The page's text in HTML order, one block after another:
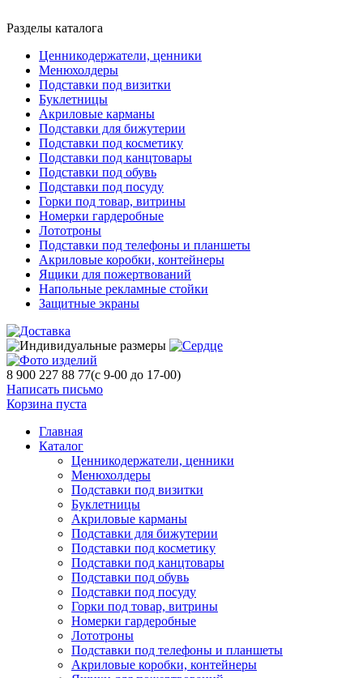
Разделы каталога
Ценникодержатели, ценники
Менюхолдеры
Подставки под визитки
Буклетницы
Акриловые карманы
Подставки для бижутерии
Подставки под косметику
Подставки под канцтовары
Подставки под обувь
Подставки под посуду
Горки под товар, витрины
Номерки гардеробные
Лототроны
Подставки под телефоны и планшеты
Акриловые коробки, контейнеры
Ящики для пожертвований
Напольные рекламные стойки
Защитные экраны
8 900 227 88 77(с 9-00 до 17-00)
Написать письмо
Корзина пуста
Главная
Каталог
Ценникодержатели, ценники
Менюхолдеры
Подставки под визитки
Буклетницы
Акриловые карманы
Подставки для бижутерии
Подставки под косметику
Подставки под канцтовары
Подставки под обувь
Подставки под посуду
Горки под товар, витрины
Номерки гардеробные
Лототроны
Подставки под телефоны и планшеты
Акриловые коробки, контейнеры